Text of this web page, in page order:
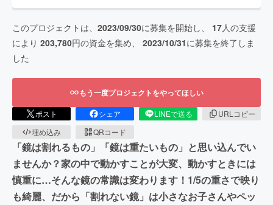
このプロジェクトは、 2023/09/30に募集を開始し、 17人の支援
により 203,780円の資金を集め、 2023/10/31に募集を終了しま
した
もう一度プロジェクトをやってほしい
ポスト シェア LINEで送る
URLコピー
埋め込み
QRコード
「鏡は割れるもの」「鏡は重たいもの」と思い込んでい
ませんか？家の中で動かすことが大変、動かすときには
慎重に…そんな鏡の常識は変わります！1/5の重さで映り
も綺麗、だから「割れない鏡」は小さなお子さんやペッ